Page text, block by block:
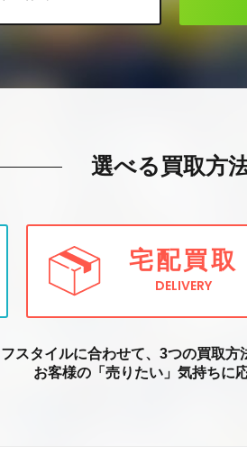
選べる買取方
宅配買取
DELIVERY
スタイルに合わせて、3つの買取方
お客様の「売りたい」気持ちに